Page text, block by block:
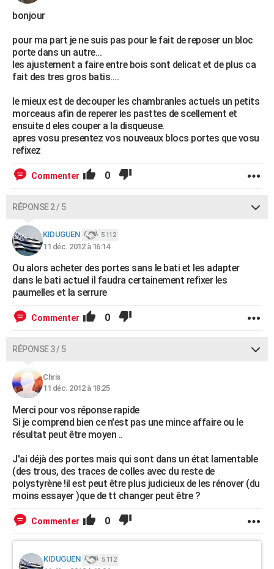
bonjour
pour ma part je ne suis pas pour le fait de reposer un bloc
porte dans un autre...
les ajustement a faire entre bois sont delicat et de plus ca
fait des tres gros batis....
le mieux est de decouper les chambranles actuels un petits
morceaus afin de reperer les pasttes de scellement et
ensuite d eles couper a la disqueuse.
apres vosu presentez vos nouveaux blocs portes que vosu
refixez
Commenter 0
RÉPONSE 2 / 5
KIDUGUEN 5 112
11 déc. 2012 à 16:14
Ou alors acheter des portes sans le bati et les adapter
dans le bati actuel il faudra certainement refixer les
paumelles et la serrure
Commenter 0
RÉPONSE 3 / 5
Chris
11 déc. 2012 à 18:25
Merci pour vos réponse rapide
Si je comprend bien ce n'est pas une mince affaire ou le
résultat peut être moyen ..
J'ai déjà des portes mais qui sont dans un état lamentable
(des trous, des traces de colles avec du reste de
polystyrène !il est peut être plus judicieux de les rénover (du
moins essayer )que de tt changer peut être ?
Commenter 0
KIDUGUEN 5 112